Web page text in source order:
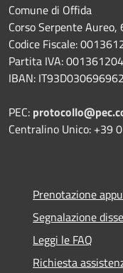
Comune di Offida
Corso Serpente
Codice Fiscale:
Partita IVA:
IBAN:
PEC:
Centralino Unico: +39
Prenotazione
Segnalazione
Leggi le FAQ
Richiesta